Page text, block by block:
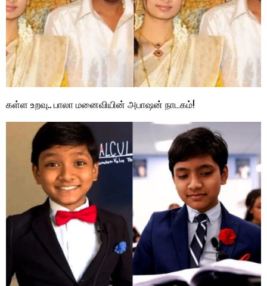
கள்ள உறவு.. பாலா மனைவியின் அபாஷன் நாடகம்!